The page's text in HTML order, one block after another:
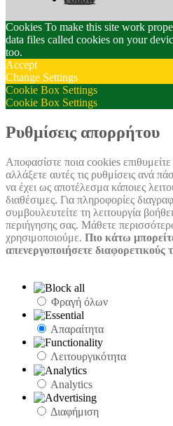
Cookies To make this site work
data files called cookies on your
too.
Accept
Change Settings
Cookie Box Settings
Cookie Box Settings
Ρυθμίσεις απορρήτου
Αποφασίστε ποια cookies
αλλάξετε αυτές τις ρυθμίσεις ανά
να έχει ως αποτέλεσμα κάποιες
διαθέσιμες. Για πληροφορίες
συμβουλευτείτε τη λειτουργία
περιήγησης σας. Μάθετε
χρησιμοποιούμε. Πιο κάτω
απενεργοποιήσετε διαφορετικούς
Φραγή όλων
Απαραίτητα
Λειτουργικότητα
Analytics
Διαφήμιση